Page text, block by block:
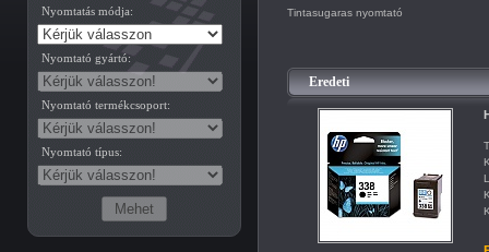
Nyomtatás módja:
Nyomtató gyártó:
Nyomtató termékcsoport:
Nyomtató típus:
Tintasugaras nyomtató
Eredeti